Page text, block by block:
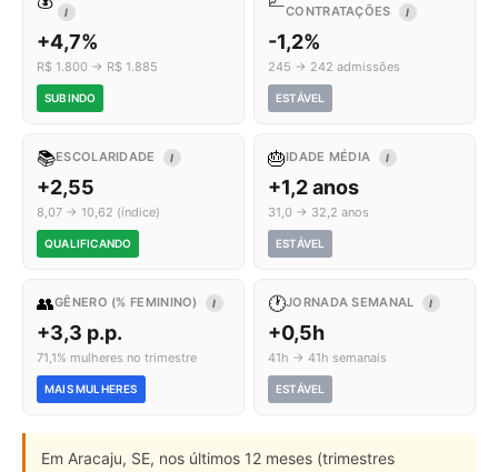
I
+4,7%
R$ 1.800 → R$ 1.885
SUBINDO
CONTRATAÇÕES I
-1,2%
245 → 242 admissões
ESTÁVEL
📚ESCOLARIDADE I
+2,55
8,07 → 10,62 (índice)
QUALIFICANDO
🎂IDADE MÉDIA I
+1,2 anos
31,0 → 32,2 anos
ESTÁVEL
👥GÊNERO (% FEMININO) I
+3,3 p.p.
71,1% mulheres no trimestre
MAIS MULHERES
🕐JORNADA SEMANAL I
+0,5h
41h → 41h semanais
ESTÁVEL
Em Aracaju, SE, nos últimos 12 meses (trimestres